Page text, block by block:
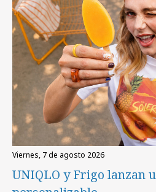
viernes, 7 de agosto 2026
UNIQLO y Frigo lanzan